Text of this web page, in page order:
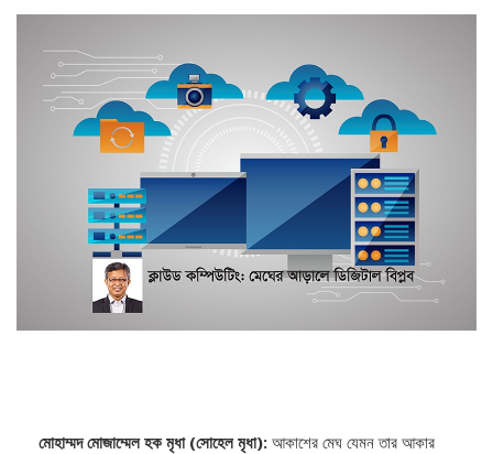
মোহাম্মদ মোজাম্মেল হক মৃধা (সোহেল মৃধা): আকাশের মেঘ যেমন তার আকার